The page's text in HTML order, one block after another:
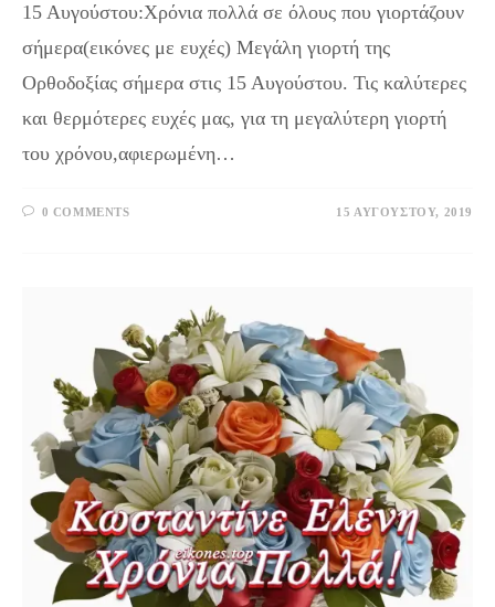
15 Αυγούστου:Χρόνια πολλά σε όλους που γιορτάζουν
σήμερα(εικόνες με ευχές) Μεγάλη γιορτή της
Ορθοδοξίας σήμερα στις 15 Αυγούστου. Τις καλύτερες
και θερμότερες ευχές μας, για τη μεγαλύτερη γιορτή
του χρόνου,αφιερωμένη…
0 COMMENTS 15 ΑΥΓΟΎΣΤΟΥ, 2019